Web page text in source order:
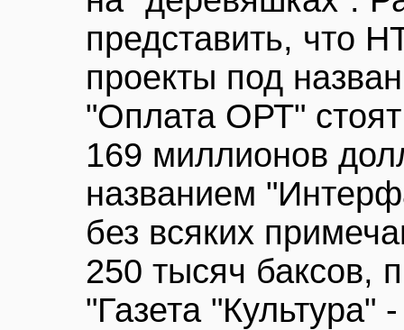
представить, что
проекты под
"Оплата ОРТ"
169 миллионов
названием
без всяких
250 тысяч баксов,
"Газета